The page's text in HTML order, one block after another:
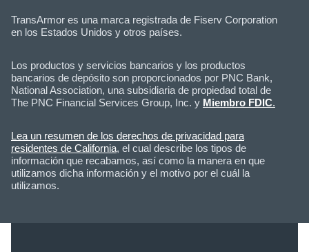
TransArmor es una marca registrada de Fiserv Corporation
en los Estados Unidos y otros países.
Los productos y servicios bancarios y los productos
bancarios de depósito son proporcionados por PNC Bank,
National Association, una subsidiaria de propiedad total de
The PNC Financial Services Group, Inc. y Miembro FDIC.
Lea un resumen de los derechos de privacidad para
residentes de California, el cual describe los tipos de
información que recabamos, así como la manera en que
utilizamos dicha información y el motivo por el cuál la
utilizamos.